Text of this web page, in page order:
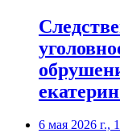
6 мая 2026 г.,